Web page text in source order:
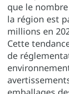
que le
la région est
millions en
Cette
de